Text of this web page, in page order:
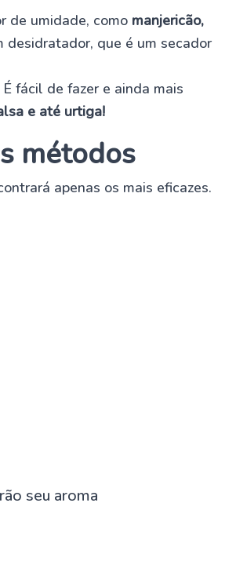
de umidade, como manjericão,
que é um secador
fácil de fazer e ainda mais
e até urtiga!
métodos
apenas os mais eficazes.